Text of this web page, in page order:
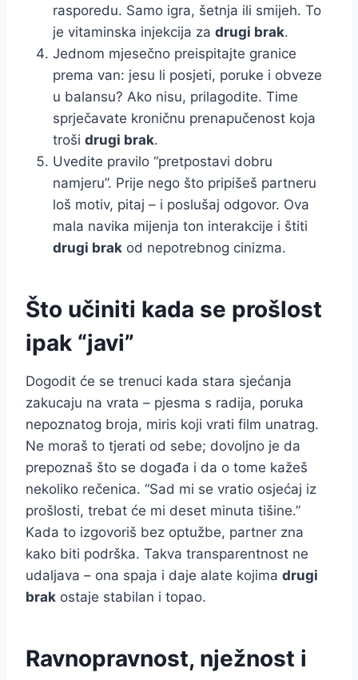
rasporedu. Samo igra, šetnja ili smijeh. To
je vitaminska injekcija za drugi brak.
Jednom mjesečno preispitajte granice
prema van: jesu li posjeti, poruke i obveze
u balansu? Ako nisu, prilagodite. Time
sprječavate kroničnu prenapučenost koja
troši drugi brak.
Uvedite pravilo “pretpostavi dobru
namjeru”. Prije nego što pripišeš partneru
loš motiv, pitaj – i poslušaj odgovor. Ova
mala navika mijenja ton interakcije i štiti
drugi brak od nepotrebnog cinizma.
Što učiniti kada se prošlost
ipak “javi”
Dogodit će se trenuci kada stara sjećanja
zakucaju na vrata – pjesma s radija, poruka
nepoznatog broja, miris koji vrati film unatrag.
Ne moraš to tjerati od sebe; dovoljno je da
prepoznaš što se događa i da o tome kažeš
nekoliko rečenica. “Sad mi se vratio osjećaj iz
prošlosti, trebat će mi deset minuta tišine.”
Kada to izgovoriš bez optužbe, partner zna
kako biti podrška. Takva transparentnost ne
udaljava – ona spaja i daje alate kojima drugi
brak ostaje stabilan i topao.
Ravnopravnost, nježnost i